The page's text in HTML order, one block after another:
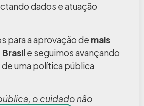
dados e atuação
para a aprovação de mais
Brasile seguimos avançando
uma política pública
o cuidado não